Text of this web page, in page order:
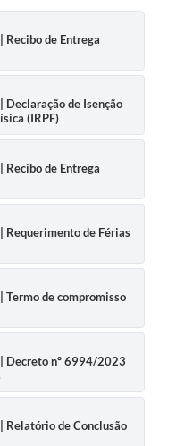
de Entrega
de Isenção
(IRPF)
de Entrega
Requerimento de Férias
de compromisso
Decreto nº 6994/2023
Relatório de Conclusão